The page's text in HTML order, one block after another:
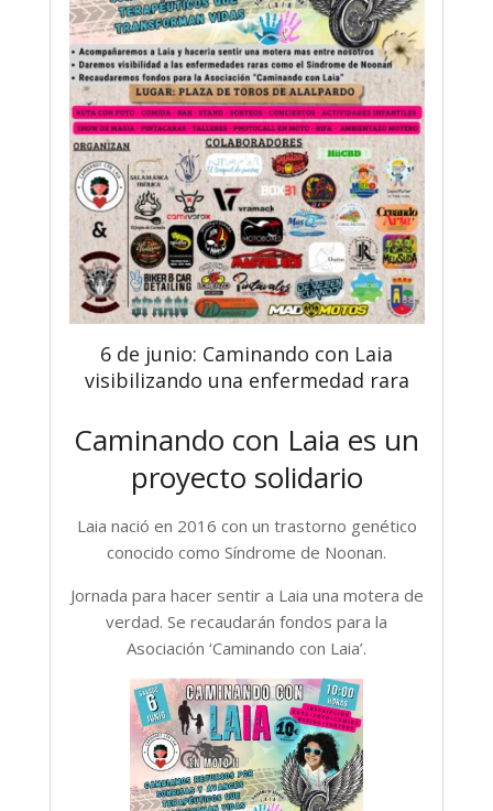
6 de junio: Caminando con Laia
visibilizando una enfermedad rara
Caminando con Laia es un
proyecto solidario
Laia nació en 2016 con un trastorno genético
conocido como Síndrome de Noonan.
Jornada para hacer sentir a Laia una motera de
verdad. Se recaudarán fondos para la
Asociación ‘Caminando con Laia’.